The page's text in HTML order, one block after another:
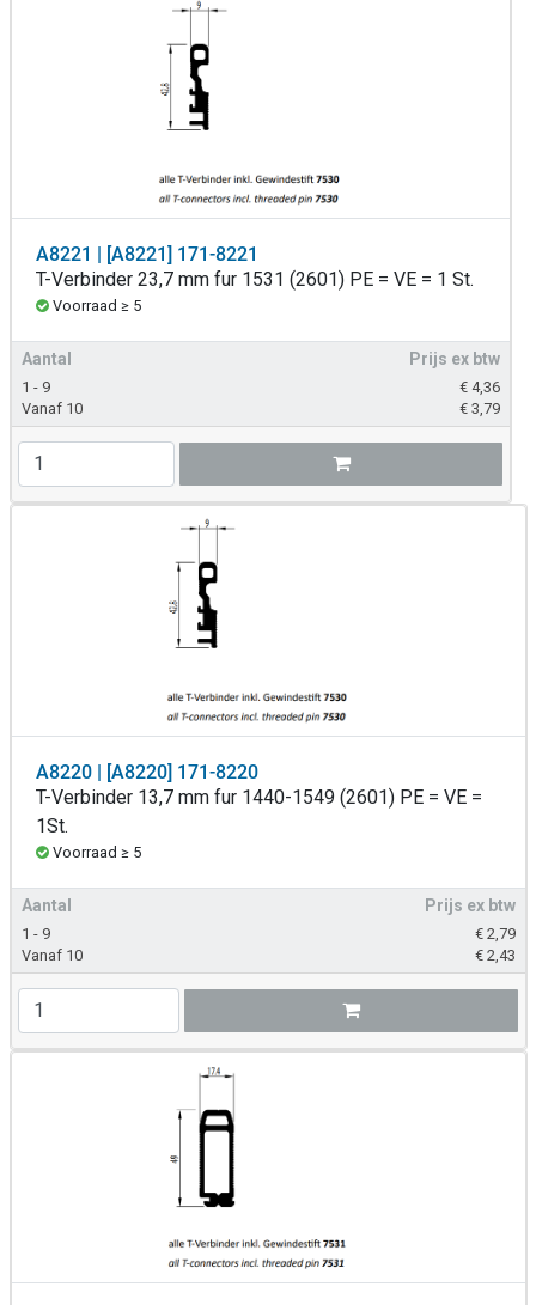
A8221 | [A8221] 171-8221
T-Verbinder 23,7 mm fur 1531 (2601) PE = VE = 1 St.
Voorraad ≥ 5
Aantal Prijs ex btw
1 - 9 € 4,36
Vanaf 10
€ 3,79
A8220 | [A8220] 171-8220
T-Verbinder 13,7 mm fur 1440-1549 (2601) PE = VE =
1St.
Voorraad ≥ 5
Aantal Prijs ex btw
1 - 9 € 2,79
Vanaf 10
€ 2,43